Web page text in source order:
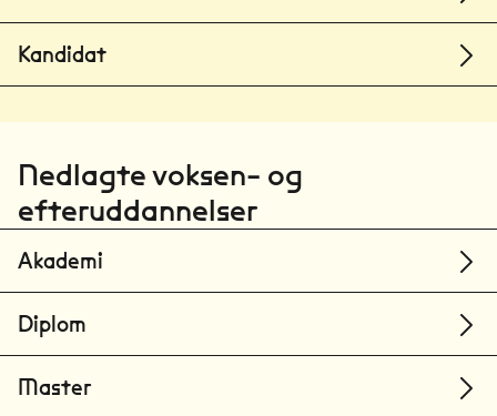
Kandidat
Nedlagte voksen- og
efteruddannelser
Akademi
Diplom
Master